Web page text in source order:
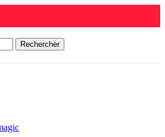
Rechercher